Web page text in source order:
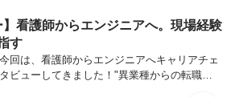
】看護師からエンジニアへ。現場経験
す
回は、看護師からエンジニアへキャリアチェ
ビューしてきました！"異業種からの転職っ